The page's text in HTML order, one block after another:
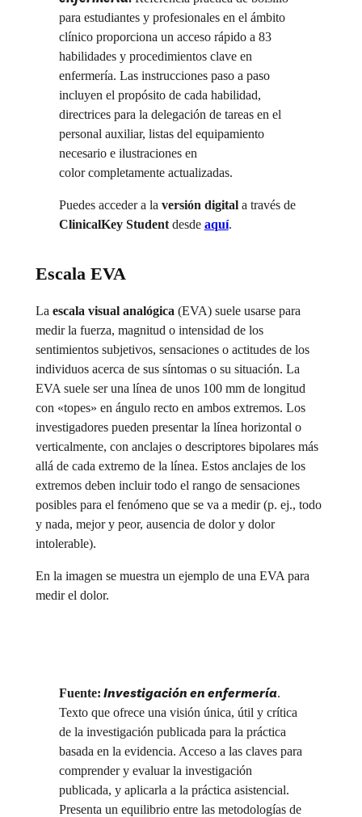
para estudiantes y profesionales en el ámbito
clínico proporciona un acceso rápido a 83
habilidades y procedimientos clave en
enfermería. Las instrucciones paso a paso
incluyen el propósito de cada habilidad,
directrices para la delegación de tareas en el
personal auxiliar, listas del equipamiento
necesario e ilustraciones en
color completamente actualizadas.
Puedes acceder a la versión digital a través de
ClinicalKey Student desde aquí.
Escala EVA
La escala visual analógica (EVA) suele usarse para
medir la fuerza, magnitud o intensidad de los
sentimientos subjetivos, sensaciones o actitudes de los
individuos acerca de sus síntomas o su situación. La
EVA suele ser una línea de unos 100 mm de longitud
con «topes» en ángulo recto en ambos extremos. Los
investigadores pueden presentar la línea horizontal o
verticalmente, con anclajes o descriptores bipolares más
allá de cada extremo de la línea. Estos anclajes de los
extremos deben incluir todo el rango de sensaciones
posibles para el fenómeno que se va a medir (p. ej., todo
y nada, mejor y peor, ausencia de dolor y dolor
intolerable).
En la imagen se muestra un ejemplo de una EVA para
medir el dolor.
Fuente: Investigación en enfermería.
Texto que ofrece una visión única, útil y crítica
de la investigación publicada para la práctica
basada en la evidencia. Acceso a las claves para
comprender y evaluar la investigación
publicada, y aplicarla a la práctica asistencial.
Presenta un equilibrio entre las metodologías de